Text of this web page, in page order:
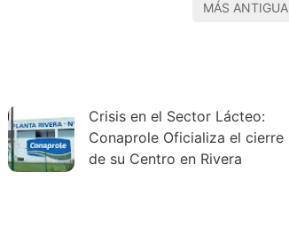
MÁS ANTIGUA
Crisis en el Sector Lácteo:
Conaprole Oficializa el cierre
de su Centro en Rivera